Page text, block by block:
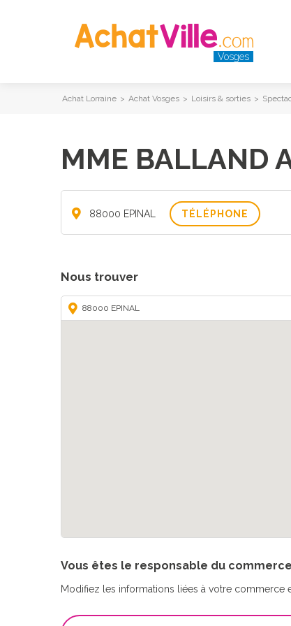
Vosges
Achat Lorraine > Achat Vosges > Loisirs & sorties >
MME BALLAND
88000 EPINAL TÉLÉPHONE
Nous trouver
88000 EPINAL
Vous êtes le responsable du commerce
Modifiez les informations liées à votre